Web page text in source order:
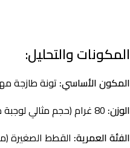
المكونات والتحليل:
المكون الأساسي: تونة طازجة
الوزن:
الفئة العمرية: القطط الصغيرة (من